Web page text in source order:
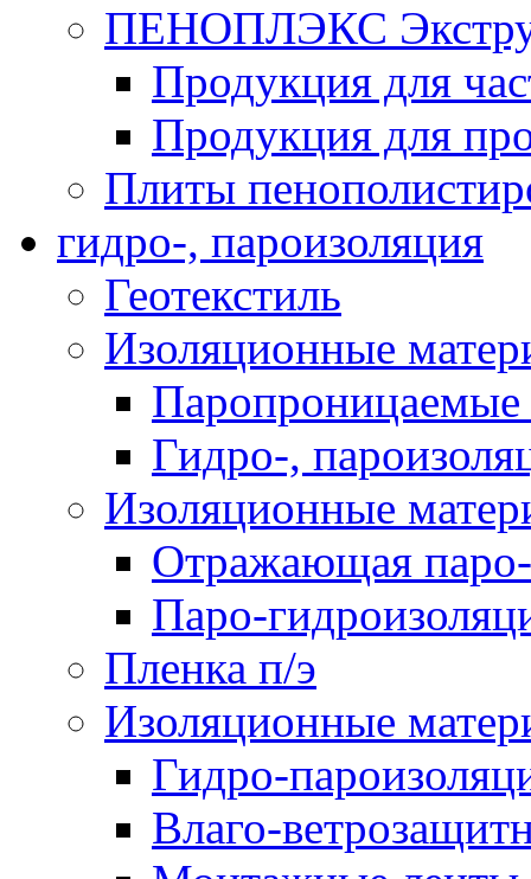
ПЕНОПЛЭКС
Продукция для
Продукция для
Плиты
гидро-, пароизоляция
Геотекстиль
Изоляционные
Гидро-,
Изоляционные
Отражающая
Паро-
Пленка п/э
Изоляционные
Гидро-
Влаго-